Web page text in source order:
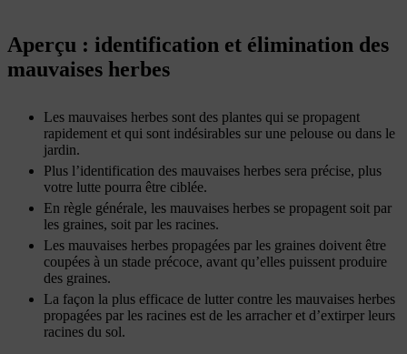
Aperçu : identification et élimination des
mauvaises herbes
Les mauvaises herbes sont des plantes qui se propagent
rapidement et qui sont indésirables sur une pelouse ou dans le
jardin.
Plus l’identification des mauvaises herbes sera précise, plus
votre lutte pourra être ciblée.
En règle générale, les mauvaises herbes se propagent soit par
les graines, soit par les racines.
Les mauvaises herbes propagées par les graines doivent être
coupées à un stade précoce, avant qu’elles puissent produire
des graines.
La façon la plus efficace de lutter contre les mauvaises herbes
propagées par les racines est de les arracher et d’extirper leurs
racines du sol.